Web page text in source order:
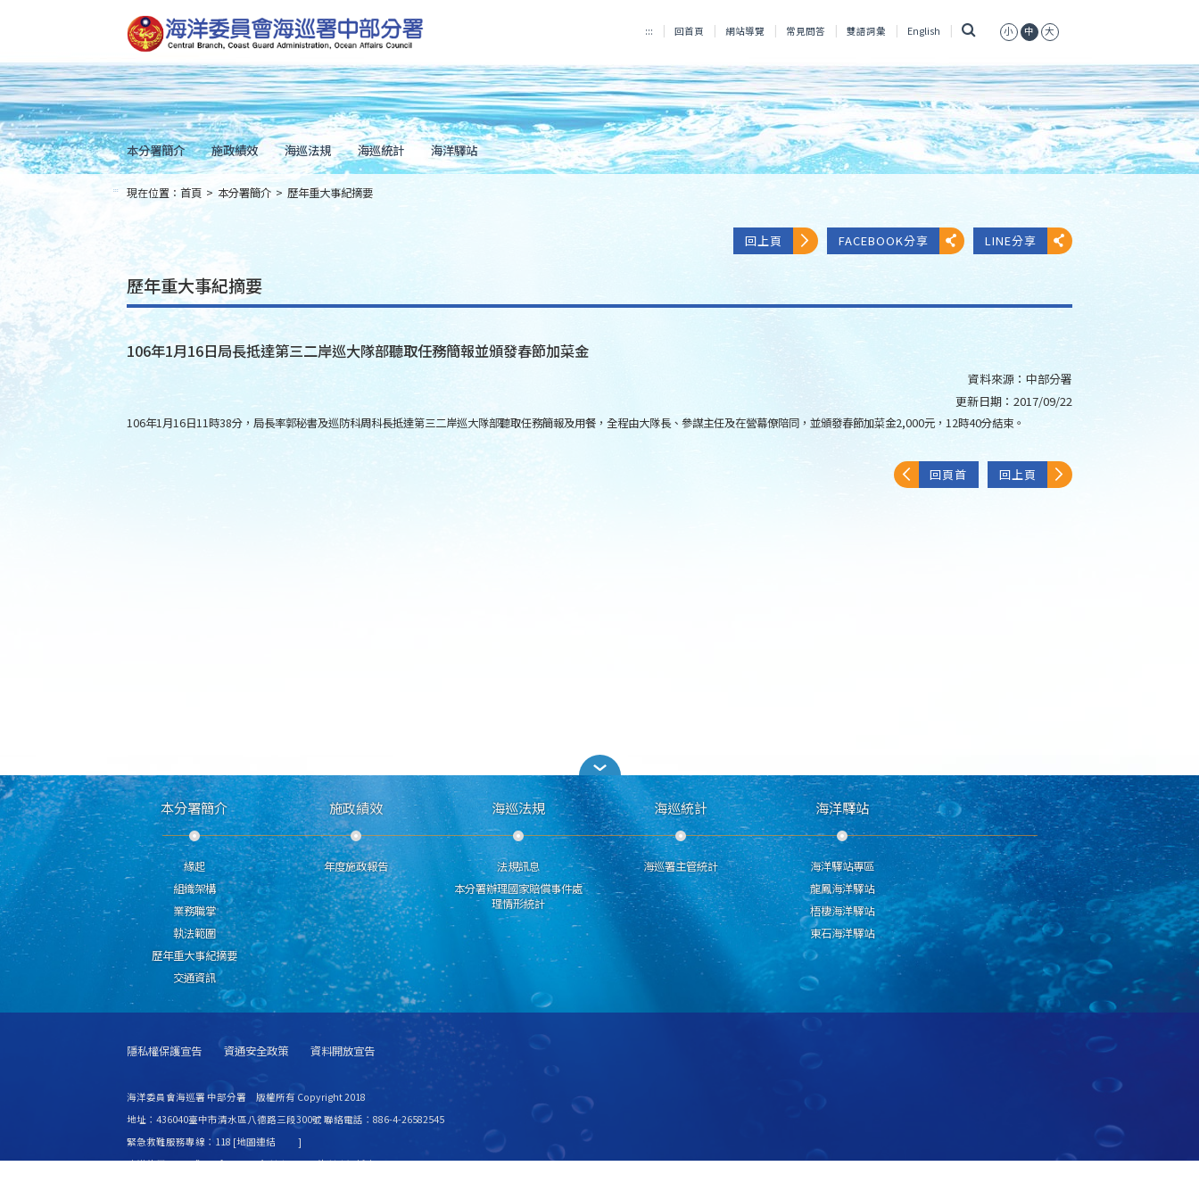
到
主
要
內
容
Skip
to
main
content
::: 回首頁 網站導覽 常見問答 雙語詞彙 English 小 中 大
本分署簡介 施政績效 海巡法規 海巡統計 海洋驛站
::: 現在位置： 首頁 > 本分署簡介 > 歷年重大事紀摘要
回上頁 FACEBOOK分享 LINE分享
歷年重大事紀摘要
106年1月16日局長抵達第三二岸巡大隊部聽取任務簡報並頒發春節加菜金
資料來源： 中部分署
更新日期： 2017/09/22
106年1月16日11時38分，局長率郭秘書及巡防科周科長抵達第三二岸巡大隊部聽取任務簡報及用餐，全程由大隊長、參謀主任及在營幕僚陪同，並頒發春節加菜金2,000元，12時40分結束。
回頁首 回上頁
本分署簡介
緣起
組織架構
業務職掌
執法範圍
歷年重大事紀摘要
交通資訊
施政績效
年度施政報告
海巡法規
法規訊息
本分署辦理國家賠償事件處
理情形統計
海巡統計
海巡署主管統計
海洋驛站
海洋驛站專區
龍鳳海洋驛站
梧棲海洋驛站
東石海洋驛站
隱私權保護宣告 資通安全政策 資料開放宣告
海洋委員會海巡署 中部分署 版權所有 Copyright 2018
地址：436040臺中市清水區八德路三段300號 聯絡電話：886-4-26582545
緊急救難服務專線：118 [地圖連結
]
建議使用 IE6.0 或 Firefox2.0 以上瀏覽器，最佳瀏覽解析度 1024x768